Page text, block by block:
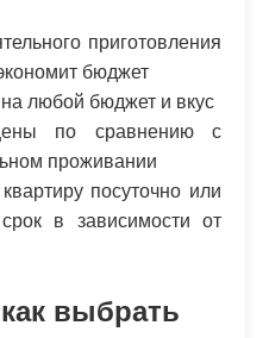
приготовления
бюджет
любой бюджет и вкус
по сравнению с
проживании
посуточно или
в зависимости от
выбрать